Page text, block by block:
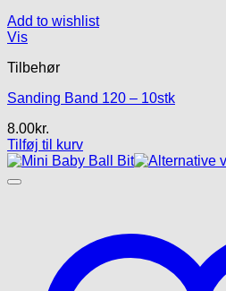
Add to wishlist
Vis
Tilbehør
Sanding Band 120 – 10stk
8.00kr.
Tilføj til kurv